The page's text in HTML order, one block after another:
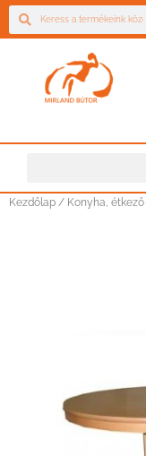
Kezdőlap / Konyha, étkező